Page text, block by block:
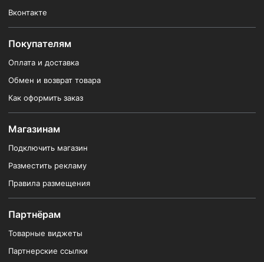
Вконтакте
Покупателям
Оплата и доставка
Обмен и возврат товара
Как оформить заказ
Магазинам
Подключить магазин
Разместить рекламу
Правила размещения
Партнёрам
Товарные виджеты
Партнерские ссылки